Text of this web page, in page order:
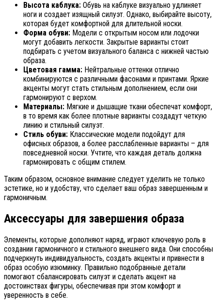
Высота каблука: Обувь на каблуке визуально удлиняет
ноги и создает изящный силуэт. Однако, выбирайте высоту,
которая будет комфортной для длительной носки.
Форма обуви: Модели с открытым носом или лодочки
могут добавить легкости. Закрытые варианты стоит
подбирать с учетом визуального баланса с нижней частью
образа.
Цветовая гамма: Нейтральные оттенки отлично
комбинируются с различными фасонами и принтами. Яркие
акценты могут стать стильным дополнением, если они
гармонируют с верхом.
Материалы: Мягкие и дышащие ткани обеспечат комфорт,
в то время как более плотные варианты создадут четкую
линию и стильный силуэт.
Стиль обуви: Классические модели подойдут для
офисных образов, а более расслабленные варианты – для
повседневной носки. Учтите, что каждая деталь должна
гармонировать с общим стилем.
Таким образом, основное внимание следует уделить не только
эстетике, но и удобству, что сделает ваш образ завершенным и
гармоничным.
Аксессуары для завершения образа
Элементы, которые дополняют наряд, играют ключевую роль в
создании гармоничного и стильного внешнего вида. Они способны
подчеркнуть индивидуальность, создать акценты и привнести в
образ особую изюминку. Правильно подобранные детали
помогают сбалансировать силуэт и сделать акцент на
достоинствах фигуры, обеспечивая при этом комфорт и
уверенность в себе.